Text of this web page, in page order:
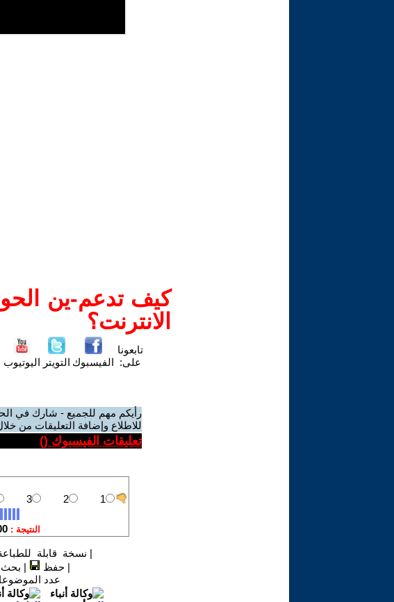
كيف تدعم-ين
الانترنت؟
تابعونا
على: الفيسبوك التويتر اليوتيوب
رأيكم مهم للجميع - شارك في
للاطلاع وإضافة التعليقات من
تعليقات الفيسبوك ()
| نسخة قابلة
|حفظ |
عدد